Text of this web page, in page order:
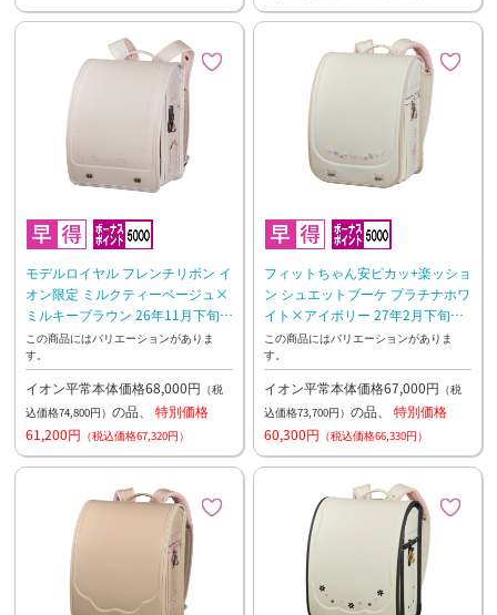
モデルロイヤル フレンチリボン イ
オン限定 ミルクティーベージュ×
ミルキーブラウン 26年11月下旬お
渡し予定
この商品にはバリエーションがありま
す。
イオン平常本体価格68,000円 （税
込価格74,800円） の品、 特別価格
61,200円 （税込価格67,320円）
フィットちゃん安ピカッ+楽ッショ
ン シュエットブーケ プラチナホワ
イト×アイボリー 27年2月下旬お
渡し予定
この商品にはバリエーションがありま
す。
イオン平常本体価格67,000円 （税
込価格73,700円） の品、 特別価格
60,300円 （税込価格66,330円）